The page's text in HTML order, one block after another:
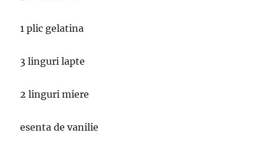
1 plic gelatina
3 linguri lapte
2 linguri miere
esenta de vanilie